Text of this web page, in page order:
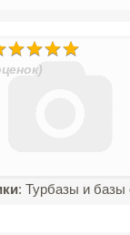
: Турбазы и базы